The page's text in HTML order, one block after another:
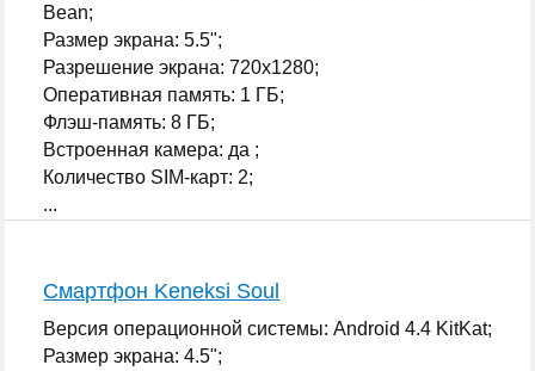
Bean;
Размер экрана: 5.5";
Разрешение экрана: 720x1280;
Оперативная память: 1 ГБ;
Флэш-память: 8 ГБ;
Встроенная камера: да ;
Количество SIM-карт: 2;
...
Смартфон Keneksi Soul
Версия операционной системы: Android 4.4 KitKat;
Размер экрана: 4.5";